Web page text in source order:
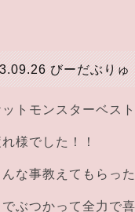
びーだぶりゅ
ットモンスターベス
様でした！！
んな事教えてもらっ
ぶつかって全力で